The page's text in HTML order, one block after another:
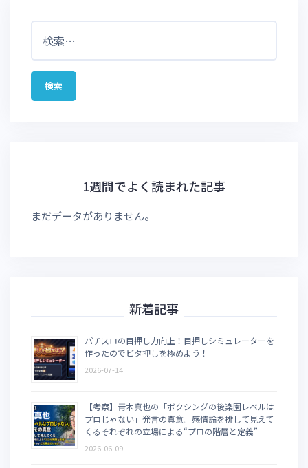
1週間でよく読まれた記事
まだデータがありません。
新着記事
パチスロの目押し力向上！目押しシミュレーターを
作ったのでビタ押しを極めよう！
2026-07-14
【考察】青木真也の「ボクシングの後楽園レベルは
プロじゃない」発言の真意。感情論を排して見えて
くるそれぞれの立場による“プロの階層と定義”
2026-06-09